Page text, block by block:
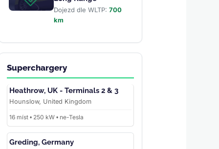
Dojezd dle WLTP: 700
km
Superchargery
Heathrow, UK - Terminals 2 & 3
Hounslow, United Kingdom
16 míst • 250 kW • ne-Tesla
Greding, Germany